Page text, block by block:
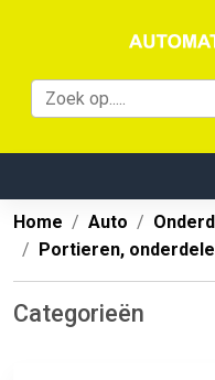
Home Auto
Portieren,
Categorieën